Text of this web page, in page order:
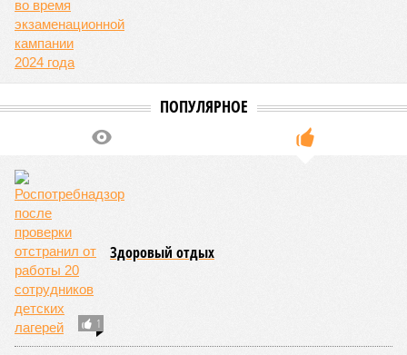
ПОПУЛЯРНОЕ
1
Здоровый отдых